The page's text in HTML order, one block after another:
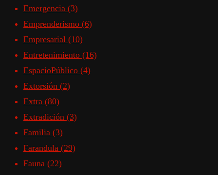
Emergencia (3)
Emprenderismo (6)
Empresarial (10)
Entretenimiento (16)
EspacioPúblico (4)
Extorsión (2)
Extra (80)
Extradición (3)
Familia (3)
Farandula (29)
Fauna (22)